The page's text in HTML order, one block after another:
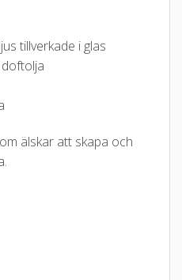
tillverkade i glas
älskar att skapa och